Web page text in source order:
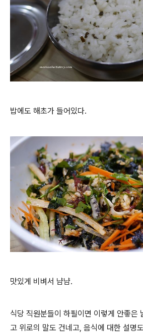
밥에도 해초가 들어있다.
맛있게 비벼서 냠냠.
식당 직원분들이 하필이면 이렇게 안좋은
고 위로의 말도 건네고, 음식에 대한 설명